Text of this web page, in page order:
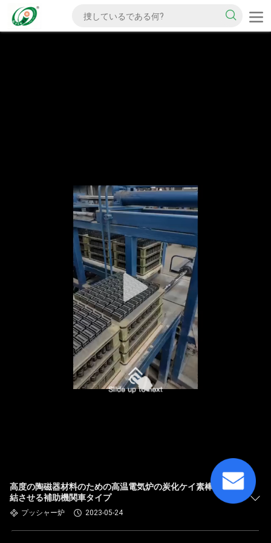
高度の陶磁器材料のための高温電気炉の炭化ケイ素棒を焼
結させる補助機関車タイプ
プッシャー炉 2023-05-24